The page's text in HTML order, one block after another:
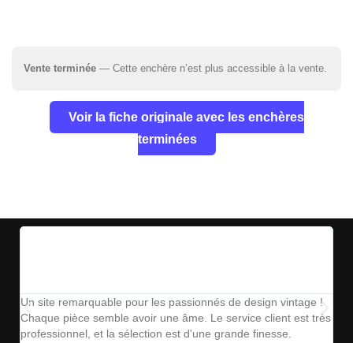
Vente terminée — Cette enchère n’est plus accessible à la vente.
Voir la fiche originale avec les enchères
terminées
Un site remarquable pour les passionnés de design vintage !
Chaque pièce semble avoir une âme. Le service client est très
professionnel, et la sélection est d'une grande finesse.